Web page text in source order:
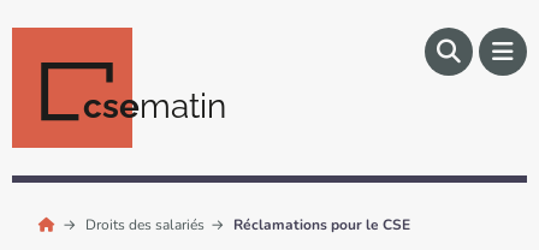
csematin
Droits des salariés Réclamations pour le CSE